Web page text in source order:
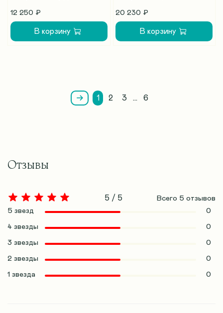
12 250 ₽
В корзину
20 230 ₽
В корзину
1 2 3 … 6
Отзывы
5 / 5 Всего 5 отзывов
5 звезд
0
4 звезды 0
3 звезды 0
2 звезды 0
1 звезда 0